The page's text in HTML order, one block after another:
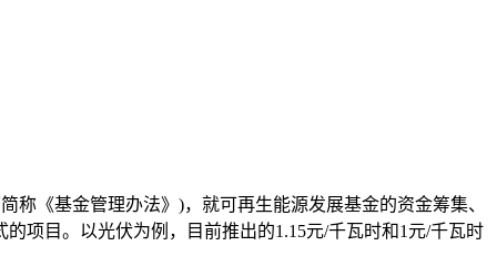
《基金管理办法》)，就可再生能源发展基金的资金筹集、
项目。以光伏为例，目前推出的1.15元/千瓦时和1元/千瓦时